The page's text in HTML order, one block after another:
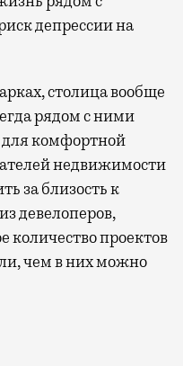
депрессии на
столица вообще
рядом с ними
комфортной
недвижимости
за близость к
девелоперов,
проектов
чем в них можно